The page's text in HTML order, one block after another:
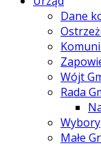
Dane
Wójt
Rada
Wybory
Małe